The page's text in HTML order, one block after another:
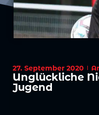
27. September 2020
Unglückliche
Jugend